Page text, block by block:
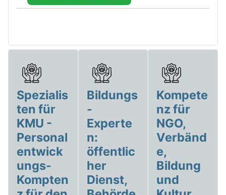
Spezialis
ten für
KMU -
Personal
entwick
ungs-
Kompten
Bildungs
-
Experte
n:
öffentlic
her
Dienst,
Kompete
nz für
NGO,
Verbänd
e,
Bildung
und